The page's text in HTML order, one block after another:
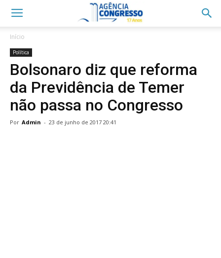
Início
Política
Bolsonaro diz que reforma
da Previdência de Temer
não passa no Congresso
Por Admin - 23 de junho de 2017 20:41